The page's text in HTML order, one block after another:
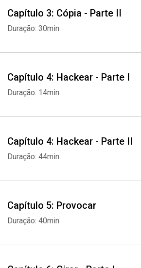
Capítulo 3: Cópia - Parte II
Duração: 30min
Capítulo 4: Hackear - Parte I
Duração: 14min
Capítulo 4: Hackear - Parte II
Duração: 44min
Capítulo 5: Provocar
Duração: 40min